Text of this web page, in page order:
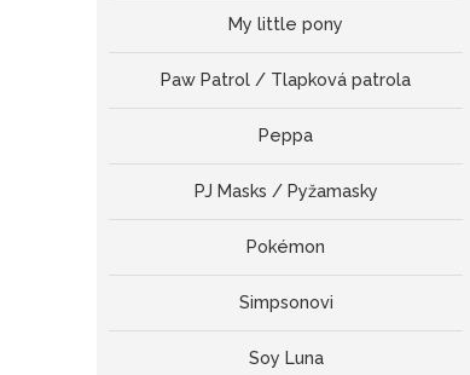
My little pony
Paw Patrol / Tlapková patrola
Peppa
PJ Masks / Pyžamasky
Pokémon
Simpsonovi
Soy Luna